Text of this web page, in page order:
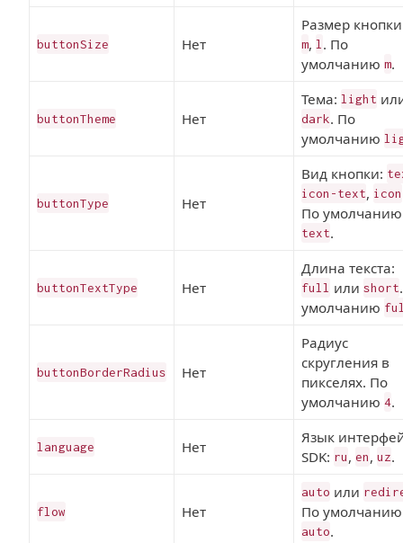
buttonSize Нет
Размер
m, l . По
умолчанию m.
buttonTheme Нет
Тема: light
dark. По
умолчанию
buttonType Нет
Вид кнопки:
icon-text, icon
По умолчанию
text.
buttonTextType Нет
Длина текста:
full или short
умолчанию
buttonBorderRadius Нет
Радиус
скругления в
пикселях. По
умолчанию 4.
language Нет
Язык
SDK: ru, en, uz.
flow Нет
auto или
По умолчанию
auto.